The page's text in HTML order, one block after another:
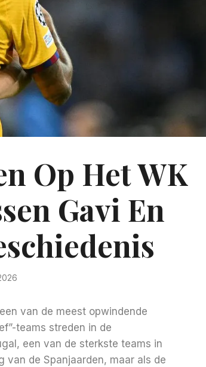
Op Het WK
Gavi En
van de meest opwindende
teams streden in de
een van de sterkste teams in
van de Spanjaarden, maar als de